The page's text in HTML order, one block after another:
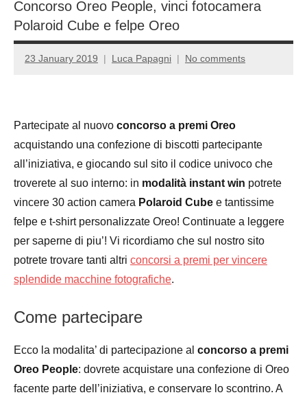
Concorso Oreo People, vinci fotocamera
Polaroid Cube e felpe Oreo
23 January 2019 Luca Papagni No comments
Partecipate al nuovo concorso a premi Oreo
acquistando una confezione di biscotti partecipante
all’iniziativa, e giocando sul sito il codice univoco che
troverete al suo interno: in modalità instant win potrete
vincere 30 action camera Polaroid Cube e tantissime
felpe e t-shirt personalizzate Oreo! Continuate a leggere
per saperne di piu’! Vi ricordiamo che sul nostro sito
potrete trovare tanti altri concorsi a premi per vincere
splendide macchine fotografiche.
Come partecipare
Ecco la modalita’ di partecipazione al concorso a premi
Oreo People: dovrete acquistare una confezione di Oreo
facente parte dell’iniziativa, e conservare lo scontrino. A